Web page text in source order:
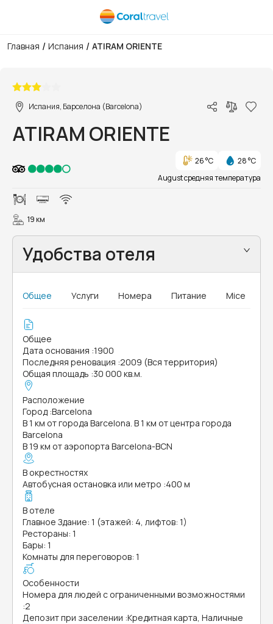
Главная / Испания / ATIRAM ORIENTE
Испания, Барселона (Barcelona)
ATIRAM ORIENTE
26 °C
28 °C
August средняя температура
19 км
Удобства отеля
Общее Услуги Номера Питание Mice
Общее
Дата основания :1900
Последняя реновация :2009 (Вся территория)
Общая площадь :30 000 кв.м.
Расположение
Город :Barcelona
В 1 км от города Barcelona. В 1 км от центра города
Barcelona
В 19 км от аэропорта Barcelona-BCN
В окрестностях
Автобусная остановка или метро :400 м
В отеле
Главное Здание: 1 (этажей: 4, лифтов: 1)
Рестораны: 1
Бары: 1
Комнаты для переговоров: 1
Особенности
Номера для людей с ограниченными возможностями
:2
Депозит при заселении :Кредитная карта, Наличные